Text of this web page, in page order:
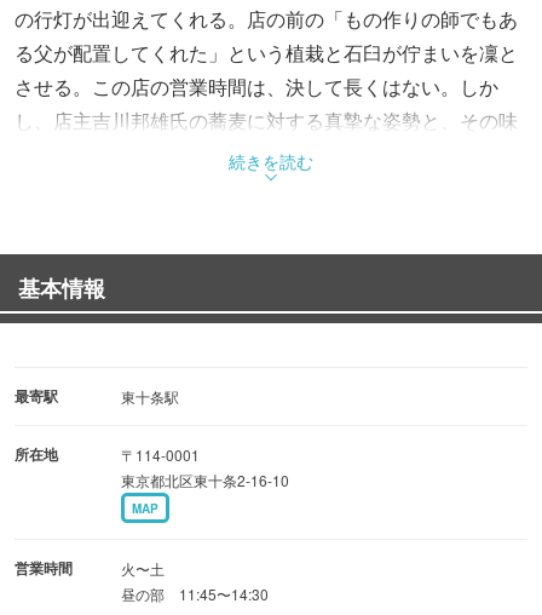
の行灯が出迎えてくれる。店の前の「もの作りの師でもあ
る父が配置してくれた」という植栽と石臼が佇まいを凜と
させる。この店の営業時間は、決して長くはない。しか
し、店主吉川邦雄氏の蕎麦に対する真摯な姿勢と、その味
に至るまでの作業を考えると頷ける。「生産者の愛情が蕎
麦の実に出るんですよ」という言葉そのままに、店主の蕎
続きを読む
基本情報
最寄駅 東十条駅
所在地
〒114-0001
東京都北区東十条2-16-10
MAP
営業時間
火〜土
昼の部 11:45〜14:30